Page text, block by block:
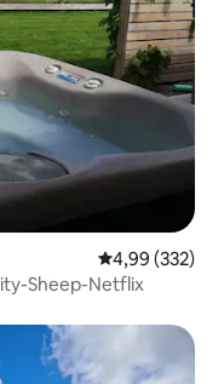
Évaluation
4,99 (332)
Sheep-Netflix